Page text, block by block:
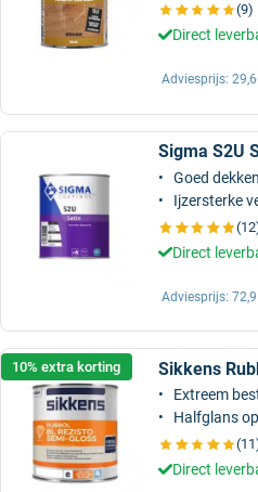
(9)
Direct
Adviesprijs:
Sigma S2U
Goed
Ijzersterke
Direct
Adviesprijs:
10% extra korting Sikkens
Extreem
Halfglans
Direct